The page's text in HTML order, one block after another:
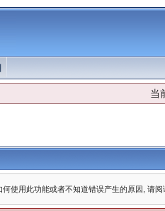
当
使用此功能或者不知道错误产生的原因, 请